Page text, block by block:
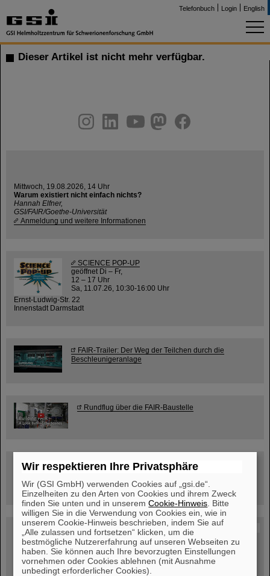
Telefonbuch Login English
Dieser Artikel ist nicht mehr verfügbar.
youtube
helmholtz.social
facebook
Mittwoch, 19.08.2026, 14 Uhr
Warum existiert nicht einfach nichts?
Hannah Elfner,
GSI/FAIR/Goethe-Universität
Anmeldung und weitere Informationen
SCIENCE POP-UP
geöffnet Di – Fr,
12 – 17 Uhr
Sa, 11.07.26, 10:30-16:00 Uhr
Ernst-Ludwig-Str. 22
Innenstadt Darmstadt
FAIR-Trailer: Der Weg der Teilchen durch die
Beschleunigeranlage
Rundflug über die FAIR-Baustelle
Besichtigung von GSI/FAIR –
jetzt Termin buchen!
Blog Beam On
Menschen...hinter GSI und FAIR.
Wir respektieren Ihre Privatsphäre
Wir (GSI GmbH) verwenden Cookies auf „gsi.de“.
Einzelheiten zu den Arten von Cookies und ihrem Zweck
finden Sie unten und in unseremCookie-Hinweis . Bitte
willigen Sie in die Verwendung von Cookies ein, wie in
unserem Cookie-Hinweis beschrieben, indem Sie auf
„Alle zulassen und fortsetzen“ klicken, um die
bestmögliche Nutzererfahrung auf unseren Webseiten zu
haben. Sie können auch Ihre bevorzugten Einstellungen
vornehmen oder Cookies ablehnen (mit Ausnahme
unbedingt erforderlicher Cookies).